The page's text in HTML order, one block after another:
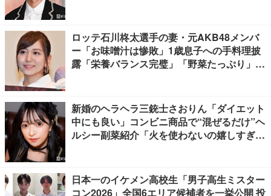
ロッテ石川柊太選手の妻・元AKB48メンバ
ー「お味噌汁は惨敗」1歳息子への手料理披
露「栄養バランス完璧」「野菜たっぷり」の
新婚のヘラヘラ三銃士さおりん「ダイエット
中にも良い」コンビニ商品で“混ぜるだけ”ヘ
ルシー副菜紹介「火を使わないの嬉しすぎ
日本一のイケメン高校生「男子高生ミスター
コン2026」全国6エリア候補者を一挙公開 投